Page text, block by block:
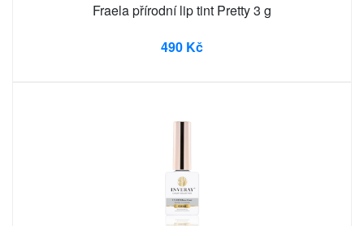
Fraela přírodní lip tint Pretty 3 g
490 Kč